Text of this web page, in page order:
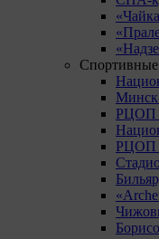
Спортивные
РЦОП
РЦОП